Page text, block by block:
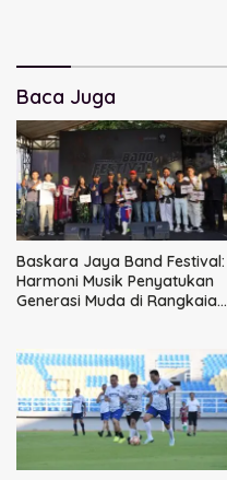
Baca Juga
Baskara Jaya Band Festival:
Harmoni Musik Penyatukan
Generasi Muda di Rangkaian